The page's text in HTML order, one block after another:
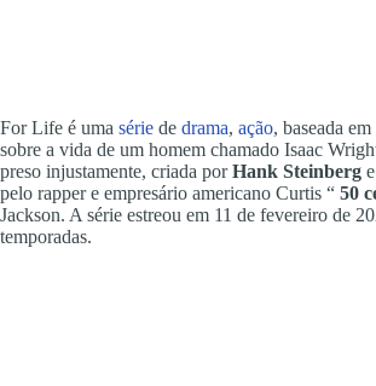
For Life é uma série de drama, ação, baseada
sobre a vida de um homem chamado Isaac
preso injustamente, criada porHank Steinberg
pelo rapper e empresário americano Curtis “ 50
Jackson. A série estreou em 11 de fevereiro de
temporadas.